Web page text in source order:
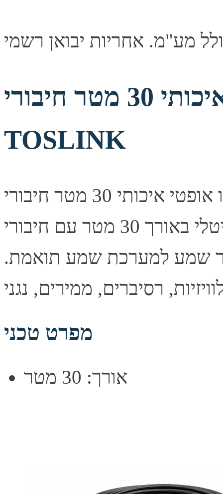
כבל אודיו אופטי איכותי 30 מטר חיבורי
TOSLINK
כבל אודיו אופטי איכותי 30 מטר חיבורי TOSLINK תיאור קצר
כבל אודיו אופטי דיגיטלי באורך 30 מטר עם חיבורי TOSLINK
שמע למערכת שמע תואמת.
מפרט טכני
אורך: 30 מטר